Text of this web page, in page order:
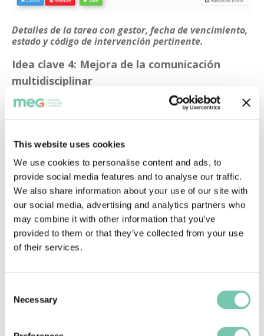
This website uses cookies
We use cookies to personalise content and ads, to
provide social media features and to analyse our traffic.
We also share information about your use of our site with
our social media, advertising and analytics partners who
may combine it with other information that you’ve
provided to them or that they’ve collected from your use
of their services.
Selection
Necessary
Detalles de la tarea con gestor, fecha de vencimiento,
estado y código de intervención pertinente.
Idea clave 4: Mejora de la comunicación
multidisciplinar
Uno de los aspectos más destacados del
comunicación entre el equipo
farmacéutico y otros profesionales
sanitarios. Los farmacéuticos podían dejar
notas en los historiales de los pacientes,
avisar a sus colegas de actualizaciones
importantes y etiquetar a los miembros
del equipo para notificarles las tareas
miembros del equipo estaban ausentes.